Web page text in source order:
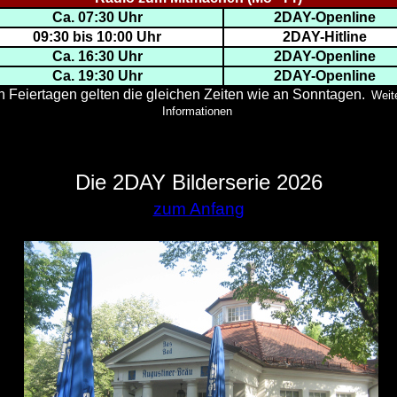
Ca. 07:30 Uhr
2DAY-Openline
09:30 bis 10:00 Uhr
2DAY-Hitline
Ca. 16:30 Uhr
2DAY-Openline
Ca. 19:30 Uhr
2DAY-Openline
Feiertagen gelten die gleichen Zeiten wie an Sonntagen.
Informationen
Die 2DAY Bilderserie 2026
zum Anfang